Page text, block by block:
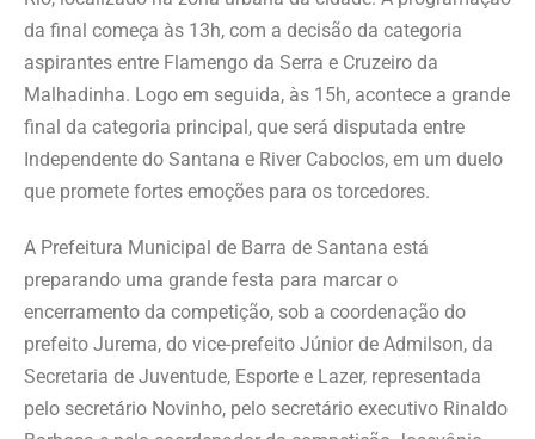
da final começa às 13h, com a decisão da categoria
aspirantes entre Flamengo da Serra e Cruzeiro da
Malhadinha. Logo em seguida, às 15h, acontece a grande
final da categoria principal, que será disputada entre
Independente do Santana e River Caboclos, em um duelo
que promete fortes emoções para os torcedores.
A Prefeitura Municipal de Barra de Santana está
preparando uma grande festa para marcar o
encerramento da competição, sob a coordenação do
prefeito Jurema, do vice-prefeito Júnior de Admilson, da
Secretaria de Juventude, Esporte e Lazer, representada
pelo secretário Novinho, pelo secretário executivo Rinaldo